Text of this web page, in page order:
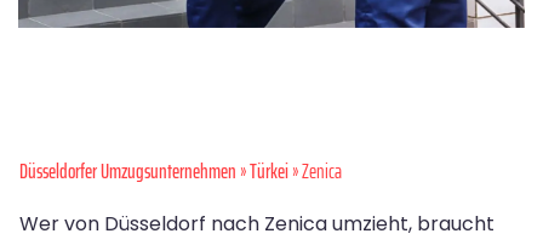
Düsseldorfer Umzugsunternehmen»Türkei» Zenica
Wer von Düsseldorf nach Zenica umzieht, braucht